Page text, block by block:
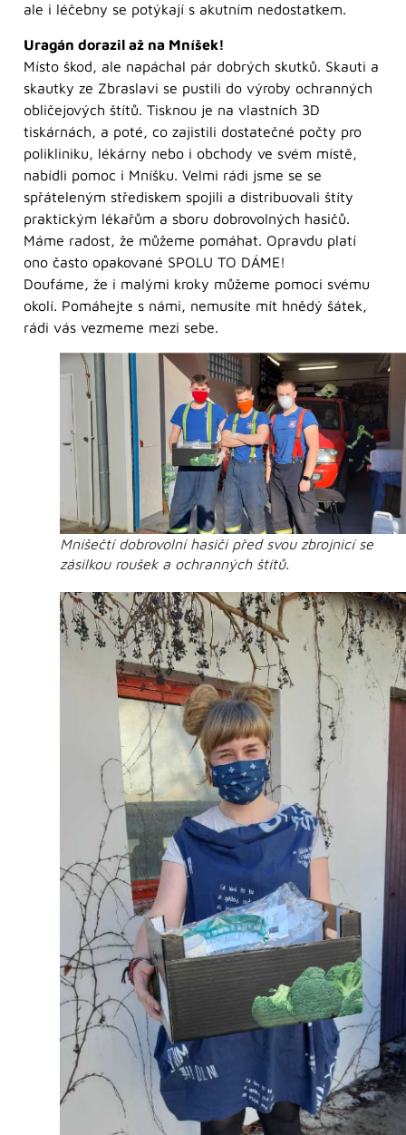
ale i léčebny se potýkají s akutním nedostatkem.
Uragán dorazil až na Mníšek!
Místo škod, ale napáchal pár dobrých skutků. Skauti a
skautky ze Zbraslavi se pustili do výroby ochranných
obličejových štítů. Tisknou je na vlastních 3D
tiskárnách, a poté, co zajistili dostatečné počty pro
polikliniku, lékárny nebo i obchody ve svém místě,
nabídli pomoc i Mníšku. Velmi rádi jsme se se
spřáteleným střediskem spojili a distribuovali štíty
praktickým lékařům a sboru dobrovolných hasičů.
Máme radost, že můžeme pomáhat. Opravdu platí
ono často opakované SPOLU TO DÁME!
Doufáme, že i malými kroky můžeme pomoci svému
okolí. Pomáhejte s námi, nemusíte mít hnědý šátek,
rádi vás vezmeme mezi sebe.
Mníšečtí dobrovolní hasiči před svou zbrojnicí se
zásilkou roušek a ochranných štítů.